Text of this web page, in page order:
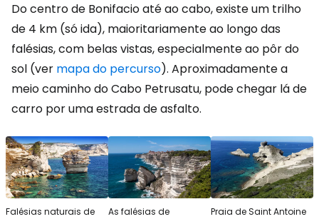
Do centro de Bonifacio até ao cabo, existe um trilho
de 4 km (só ida), maioritariamente ao longo das
falésias, com belas vistas, especialmente ao pôr do
sol (ver mapa do percurso). Aproximadamente a
meio caminho do Cabo Petrusatu, pode chegar lá de
carro por uma estrada de asfalto.
Falésias naturais de
As falésias de
Praia de Saint Antoine